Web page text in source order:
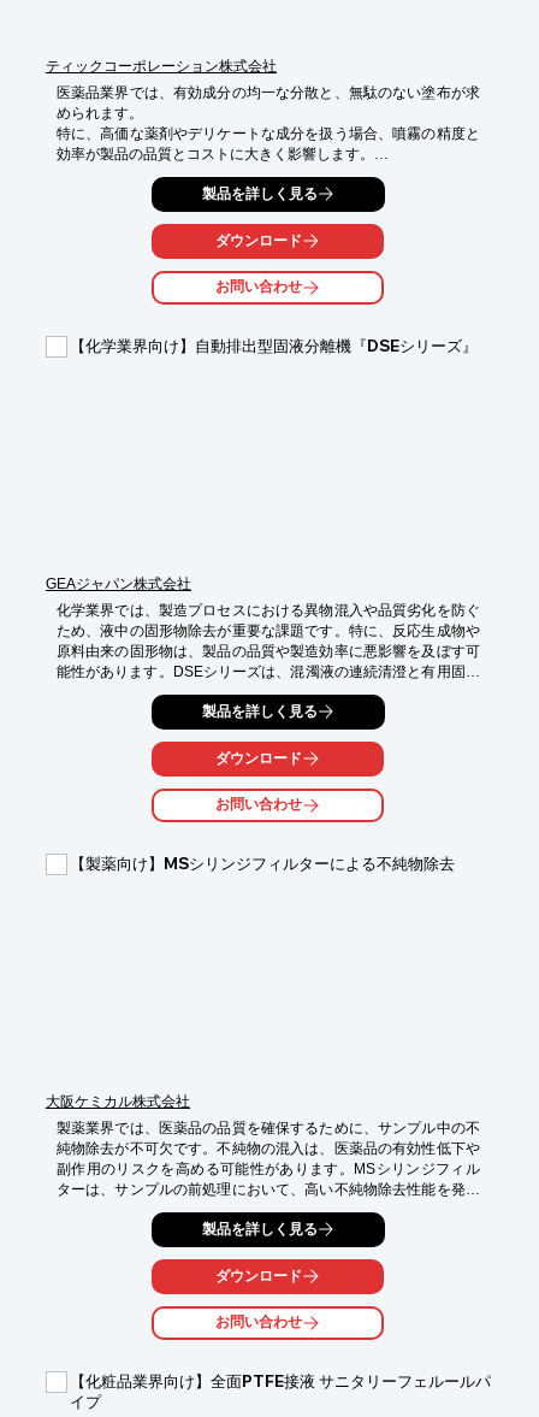
ティックコーポレーション株式会社
医薬品業界では、有効成分の均一な分散と、無駄のない塗布が求
められます。
特に、高価な薬剤やデリケートな成分を扱う場合、噴霧の精度と
効率が製品の品質とコストに大きく影響します。
不均一な噴霧は、効果のばらつきや品質劣化を引き起こす可能性
ソニア社製超音波スプレーノズルは、ピエゾセラミックの振動に
より微細な粒子を生成し、均一な噴霧を実現します。
加圧不要で、飛散や跳ね返りを抑え、薬剤の無駄を削減します。
【活用シーン】
・吸入薬の調合
・細胞培養
製品を詳しく見る
ダウンロード
お問い合わせ
【化学業界向け】自動排出型固液分離機『DSEシリーズ』
GEAジャパン株式会社
化学業界では、製造プロセスにおける異物混入や品質劣化を防ぐ
ため、液中の固形物除去が重要な課題です。特に、反応生成物や
原料由来の固形物は、製品の品質や製造効率に悪影響を及ぼす可
能性があります。DSEシリーズは、混濁液の連続清澄と有用固形
分の回収を可能にし、製造プロセスの安定化に貢献します。
【活用シーン】
・化学製品製造における異物除去
・原料液からの固形分回収
・製品品質の向上
・ランニングコストの削減
製品を詳しく見る
ダウンロード
お問い合わせ
【製薬向け】MSシリンジフィルターによる不純物除去
大阪ケミカル株式会社
製薬業界では、医薬品の品質を確保するために、サンプル中の不
純物除去が不可欠です。不純物の混入は、医薬品の有効性低下や
副作用のリスクを高める可能性があります。MSシリンジフィル
ターは、サンプルの前処理において、高い不純物除去性能を発揮
し、医薬品の品質管理をサポートします。
【活用シーン】
・HPLC分析前のサンプルろ過
・医薬品製造における中間体のろ過
・品質管理におけるサンプルのろ過
・医薬品の品質向上
・分析機器の保護
製品を詳しく見る
ダウンロード
お問い合わせ
【化粧品業界向け】全面PTFE接液 サニタリーフェルールパ
イプ